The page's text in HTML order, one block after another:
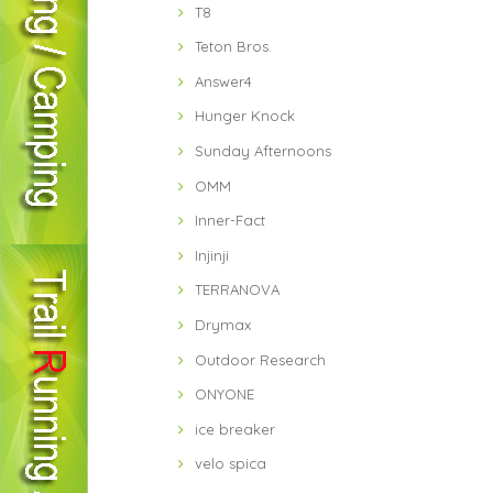
T8
Teton Bros.
Answer4
Hunger Knock
Sunday Afternoons
OMM
Inner-Fact
Injinji
TERRANOVA
Drymax
Outdoor Research
ONYONE
ice breaker
velo spica